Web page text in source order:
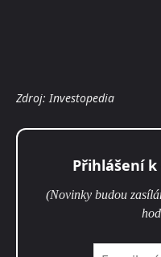
Zdroj: Investopedia
Přihlášení
(Novinky budou